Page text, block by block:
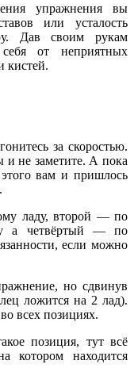
упражнения вы
или усталость
Дав своим рукам
от неприятных
кистей.
за скоростью.
и не заметите. А пока
этого вам и пришлось
ладу, второй — по
а четвёртый — по
если можно
но сдвинув
ложится на 2 лад).
всех позициях.
позиция, тут всё
находится